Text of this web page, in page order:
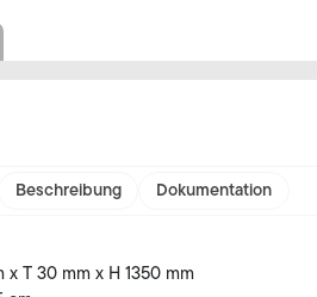
Beschreibung Dokumentation
x T 30 mm x H 1350 mm